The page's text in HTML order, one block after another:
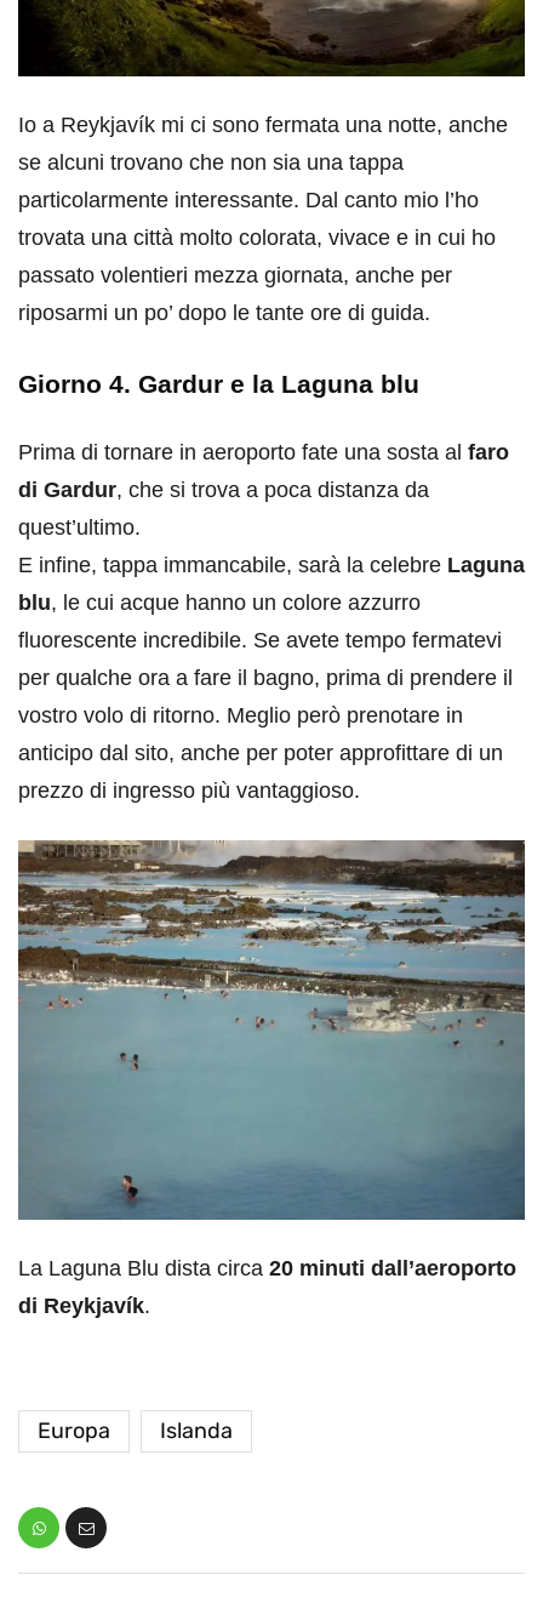
Io a Reykjavík mi ci sono fermata una notte, anche
se alcuni trovano che non sia una tappa
particolarmente interessante. Dal canto mio l’ho
trovata una città molto colorata, vivace e in cui ho
passato volentieri mezza giornata, anche per
riposarmi un po’ dopo le tante ore di guida.
Giorno 4. Gardur e la Laguna blu
Prima di tornare in aeroporto fate una sosta al faro
di Gardur, che si trova a poca distanza da
quest’ultimo.
E infine, tappa immancabile, sarà la celebre Laguna
blu, le cui acque hanno un colore azzurro
fluorescente incredibile. Se avete tempo fermatevi
per qualche ora a fare il bagno, prima di prendere il
vostro volo di ritorno. Meglio però prenotare in
anticipo dal sito, anche per poter approfittare di un
prezzo di ingresso più vantaggioso.
La Laguna Blu dista circa 20 minuti dall’aeroporto
di Reykjavík.
Europa Islanda